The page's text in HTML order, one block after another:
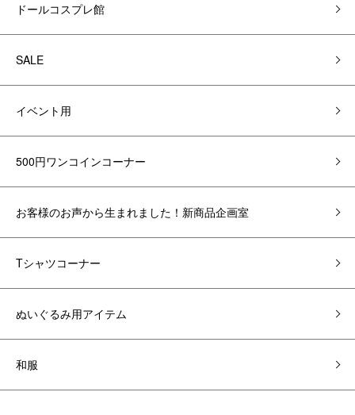
ドールコスプレ館
SALE
イベント用
500円ワンコインコーナー
お客様のお声から生まれました！新商品企画室
Tシャツコーナー
ぬいぐるみ用アイテム
和服